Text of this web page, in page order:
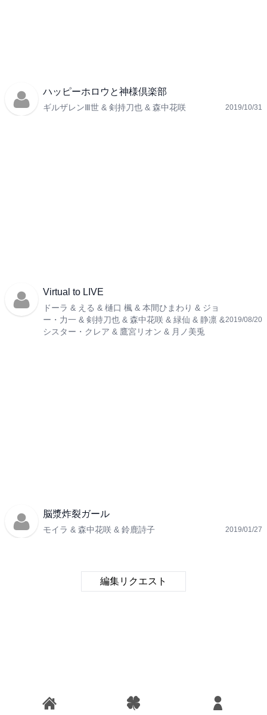
ハッピーホロウと神様倶楽部
ギルザレンⅢ世 & 剣持刀也 & 森中花咲 2019/10/31
Virtual to LIVE
ドーラ & える & 樋口 楓 & 本間ひまわり & ジョ
ー・力一 & 剣持刀也 & 森中花咲 & 緑仙 & 静凛 &
シスター・クレア & 鷹宮リオン & 月ノ美兎
2019/08/20
脳漿炸裂ガール
モイラ & 森中花咲 & 鈴鹿詩子 2019/01/27
編集リクエスト